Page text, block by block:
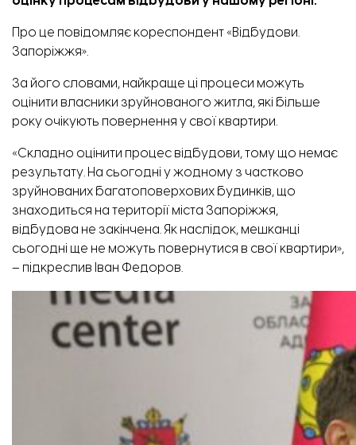
Про це повідомляє кореспондент «Відбудови.
Запоріжжя».
За його словами, найкраще ці процеси можуть
оцінити власники зруйнованого житла, які більше
року очікують повернення у свої квартири.
«Складно оцінити процес відбудови, тому що немає
результату. На сьогодні у жодному з частково
зруйнованих багатоповерхових будинків, що
знаходиться на території міста Запоріжжя,
відбудова не закінчена. Як наслідок, мешканці
сьогодні ще не можуть повернутися в свої квартири»,
– підкреслив Іван Федоров.